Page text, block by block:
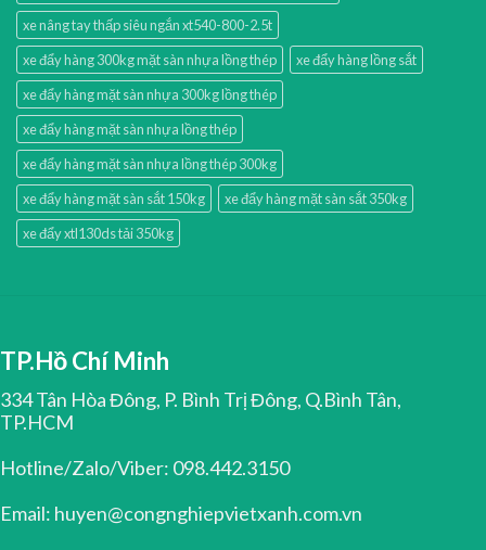
xe nâng tay thấp siêu ngắn xt540-800-2.5t
xe đẩy hàng 300kg mặt sàn nhựa lồng thép
xe đẩy hàng lồng sắt
xe đẩy hàng mặt sàn nhựa 300kg lồng thép
xe đẩy hàng mặt sàn nhựa lồng thép
xe đẩy hàng mặt sàn nhựa lồng thép 300kg
xe đẩy hàng mặt sàn sắt 150kg
xe đẩy hàng mặt sàn sắt 350kg
xe đẩy xtl130ds tải 350kg
TP.Hồ Chí Minh
334 Tân Hòa Đông, P. Bình Trị Đông, Q.Bình Tân,
TP.HCM
Hotline/Zalo/Viber: 098.442.3150
Email: huyen@congnghiepvietxanh.com.vn